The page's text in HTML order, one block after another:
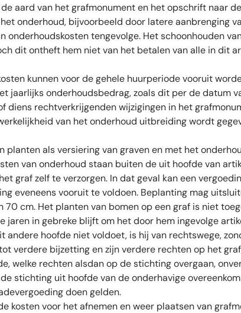
aard van het grafmonument en het opschrift naar
onderhoud, bijvoorbeeld door latere aanbrenging
tengevolge. Het schoonhouden
dit ontheft hem niet van het betalen van alle in dit
kunnen voor de gehele huurperiode vooruit
jaarlijks onderhoudsbedrag, zoals dit per de datum
diens rechtverkrijgenden wijzigingen in het
van het onderhoud uitbreiding wordt
als versiering van graven en met het
van onderhoud staan buiten de uit hoofde van
graf zelf te verzorgen. In dat geval kan een
eveneens vooruit te voldoen. Beplanting mag
cm. Het planten van bomen op een graf is niet
in gebreke blijft om het door hem ingevolge
hoofde niet voldoet, is hij van rechtswege,
verdere bijzetting en zijn verdere rechten op het
welke rechten alsdan op de stichting overgaan,
stichting uit hoofde van de onderhavige
doen gelden.
kosten voor het afnemen en weer plaatsen van